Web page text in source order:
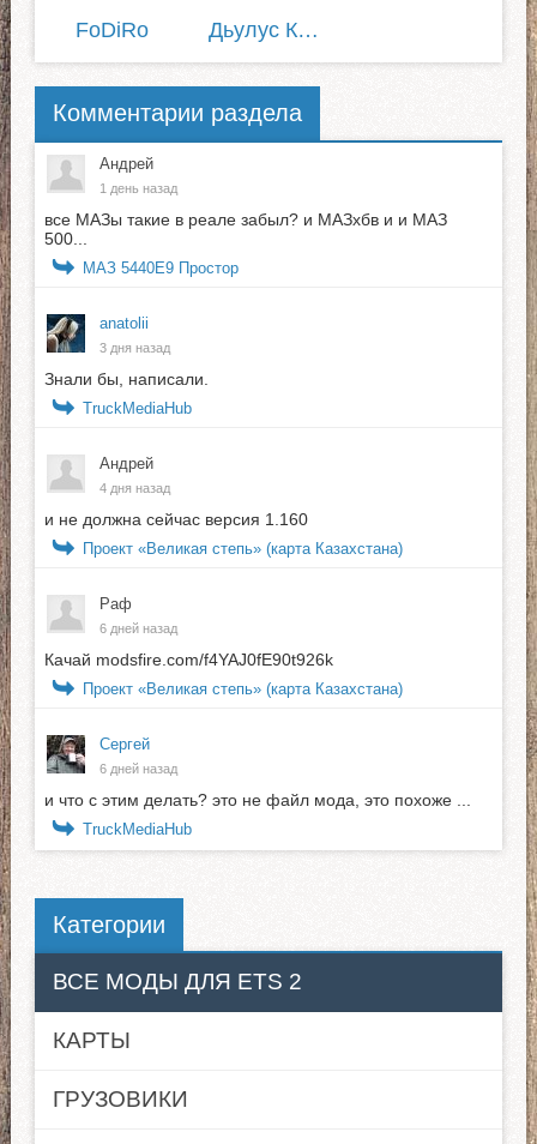
FoDiRo Дьулус Катанов
Комментарии раздела
Андрей
1 день назад
все МАЗы такие в реале забыл? и МАЗхбв и и МАЗ
500...
МАЗ 5440E9 Простор
anatolii
3 дня назад
Знали бы, написали.
TruckMediaHub
Андрей
4 дня назад
и не должна сейчас версия 1.160
Проект «Великая степь» (карта Казахстана)
Раф
6 дней назад
Качай modsfire.com/f4YAJ0fE90t926k
Проект «Великая степь» (карта Казахстана)
Сергей
6 дней назад
и что с этим делать? это не файл мода, это похоже ...
TruckMediaHub
Категории
ВСЕ МОДЫ ДЛЯ ETS 2
КАРТЫ
ГРУЗОВИКИ